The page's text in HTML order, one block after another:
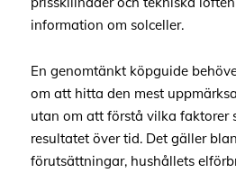
information om solceller.
En genomtänkt köpguide
om att hitta den mest
utan om att förstå vilka faktorer
resultatet över tid. Det gäller
förutsättningar, hushållets